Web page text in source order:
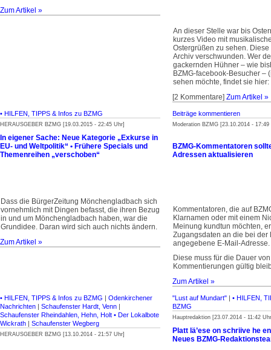
Zum Artikel »
An dieser Stelle war bis
kurzes Video mit
Ostergrüßen zu sehen.
Archiv verschwunden. Wer
gackernden Hühner – wie
BZMG-facebook-Besucher –
sehen möchte, findet sie hier:
[2 Kommentare] Zum Artikel »
• HILFEN, TIPPS & Infos zu BZMG
HERAUSGEBER BZMG [19.03.2015 - 22:45 Uhr]
In eigener Sache: Neue Kategorie „Exkurse in
EU- und Weltpolitik“ • Frühere Specials und
Themenreihen „verschoben“
Dass die BürgerZeitung Mönchenglad­bach sich
vornehmlich mit Dingen befasst, die ihren Bezug
in und um Mönchenglad­bach haben, war die
Grundidee. Daran wird sich auch nichts ändern.
Zum Artikel »
Beiträge kommentieren
Moderation BZMG [23.10.2014 - 17:49
BZMG-Kommentatoren
Adressen aktualisieren
Kommentatoren, die auf
Klarnamen oder mit einem
Meinung kundtun möchten,
Zugangs­daten an die bei der
angegebene E-Mail-Adresse.
Diese muss für die Dauer
Kommentierungen gültig
Zum Artikel »
• HILFEN, TIPPS & Infos zu BZMG | Odenkirchener
Nachrichten | Schaufenster Hardt, Venn |
Schaufenster Rheindahlen, Hehn, Holt • Der Lokalbote
Wickrath | Schaufenster Wegberg
HERAUSGEBER BZMG [13.10.2014 - 21:57 Uhr]
"Lust auf Mundart" | • HILFEN,
BZMG
Hauptredaktion [23.07.2014 - 11:42
Platt lä’ese on schriive he
Neues BZMG-